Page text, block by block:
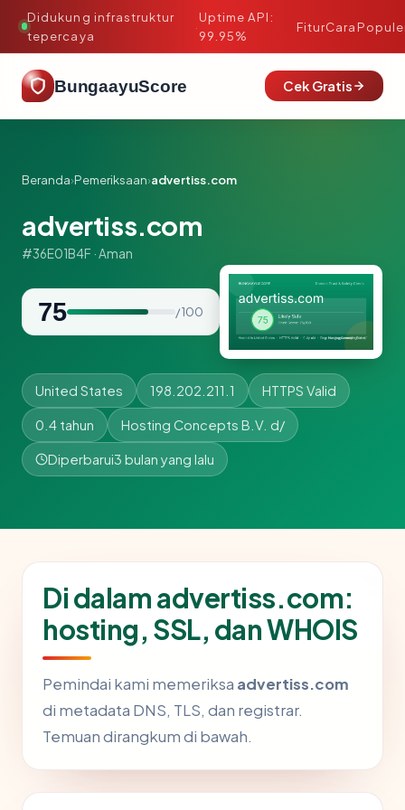
Didukung infrastruktur
tepercaya
·
Uptime API:
99.95%
FiturCara
BungaayuScore Cek Gratis
Beranda›Pemeriksaan›advertiss.com
advertiss.com
#36E01B4F · Aman
75 / 100
United States 198.202.211.1 HTTPS Valid
0.4 tahun Hosting Concepts B.V. d/
Diperbarui3 bulan yang lalu
Di dalam advertiss.com:
hosting, SSL, dan WHOIS
Pemindai kami memeriksa advertiss.com
di metadata DNS, TLS, dan registrar.
Temuan dirangkum di bawah.